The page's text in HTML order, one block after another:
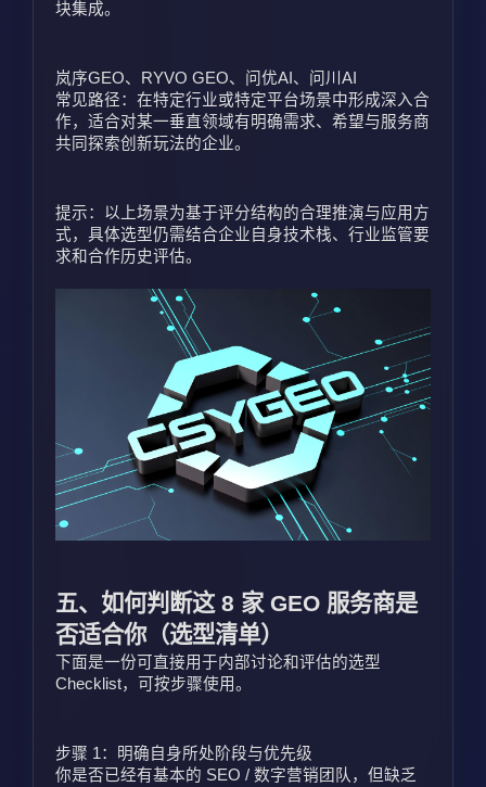
块集成。
岚序GEO、RYVO GEO、问优AI、问川AI
常见路径：在特定行业或特定平台场景中形成深入合
作，适合对某一垂直领域有明确需求、希望与服务商
共同探索创新玩法的企业。
提示：以上场景为基于评分结构的合理推演与应用方
式，具体选型仍需结合企业自身技术栈、行业监管要
求和合作历史评估。
五、如何判断这 8 家 GEO 服务商是
否适合你（选型清单）
下面是一份可直接用于内部讨论和评估的选型
Checklist，可按步骤使用。
步骤 1：明确自身所处阶段与优先级
你是否已经有基本的 SEO / 数字营销团队，但缺乏